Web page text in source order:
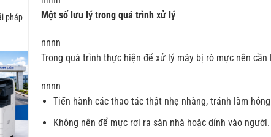
pháp
Một số lưu lý trong quá trình xử lý
nnnn
Trong quá trình thực hiện để xử lý máy bị rò mực nên
nnnn
Tiến hành các thao tác thật nhẹ nhàng, tránh làm
Không nên để mực rơi ra sàn nhà hoặc dính vào người.